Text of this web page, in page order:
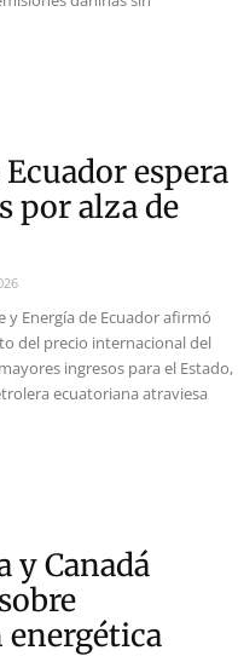
espera
por alza de
y Energía de Ecuador afirmó
del precio internacional del
ingresos para el Estado,
ecuatoriana atraviesa
y Canadá